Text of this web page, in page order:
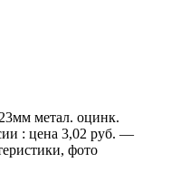
метал. оцинк.
: цена 3,02 руб. —
фото